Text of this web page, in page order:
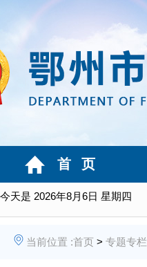
今天是 2026年8月6日 星期四
首 页
当前位置 :首页 > 专题专栏